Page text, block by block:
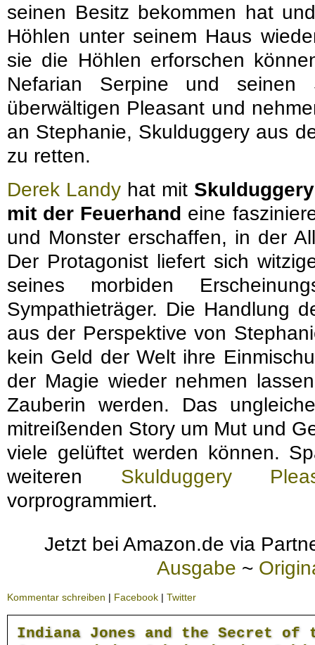
seinen Besitz bekommen hat
Höhlen unter seinem Haus
sie die Höhlen erforschen
Nefarian Serpine und seinen
überwältigen Pleasant und
an Stephanie, Skulduggery aus
zu retten.
Derek Landyhat mit
mit der Feuerhand eine
und Monster erschaffen, in der
Der Protagonist liefert sich
seines morbiden
Sympathieträger. Die Handlung
aus der Perspektive von
kein Geld der Welt ihre
der Magie wieder nehmen
Zauberin werden. Das
mitreißenden Story um Mut und
viele gelüftet werden können.
weiteren Skulduggery
vorprogrammiert.
Jetzt bei Amazon.de via
Ausgabe ~
Kommentar schreiben | Facebook | Twitter
Indiana Jones and the Secret of